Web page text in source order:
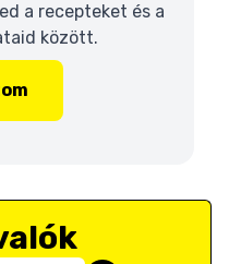
a recepteket és a
között.